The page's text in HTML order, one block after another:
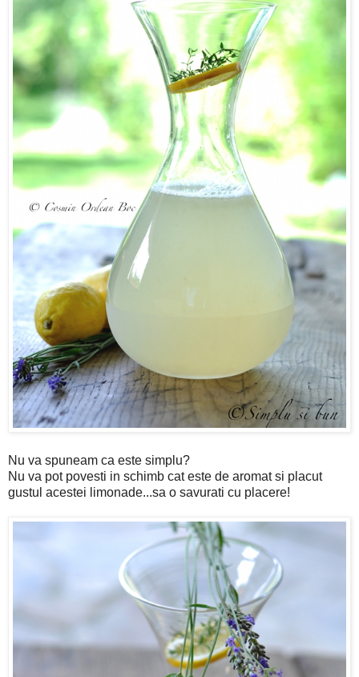
Nu va spuneam ca este simplu?
Nu va pot povesti in schimb cat este de aromat si placut
gustul acestei limonade...sa o savurati cu placere!